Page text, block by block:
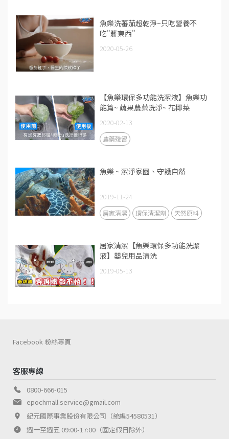
魚樂洗蕃茄超乾淨~只吃營養不
吃"髒東西"
2020-05-26
【魚樂環保多功能洗潔液】魚樂功
能篇~ 蔬果農藥洗淨~ 花椰菜
2020-02-13
農藥殘留
魚樂 ~ 潔淨家園、守護自然
2019-11-24
居家清潔 環保清潔劑 天然原料
居家清潔【魚樂環保多功能洗潔
液】嬰兒用品清洗
2019-05-13
客服專線
0800-666-015
epochmall.service@gmail.com
紀元國際事業股份有限公司（統編54580531）
週一至週五 09:00-17:00（國定假日除外）
Facebook 粉絲專頁